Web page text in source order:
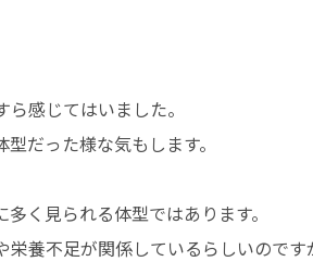
感じてはいました。
だった様な気もします。
く見られる体型ではあります。
養不足が関係しているらしいのです